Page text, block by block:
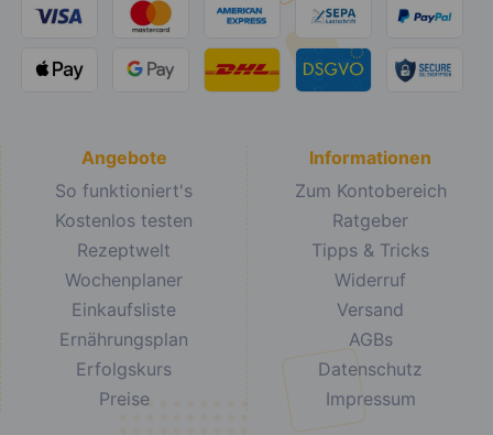
Angebote
So funktioniert's
Kostenlos testen
Rezeptwelt
Wochenplaner
Einkaufsliste
Ernährungsplan
Erfolgskurs
Preise
Informationen
Zum Kontobereich
Ratgeber
Tipps & Tricks
Widerruf
Versand
AGBs
Datenschutz
Impressum